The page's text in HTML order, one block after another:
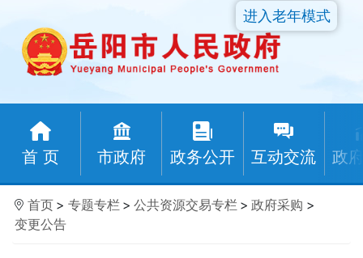
首 页 市政府 政务公开 互动交流 政
进入老年模式
首页 > 专题专栏 > 公共资源交易专栏 > 政府采购 >
变更公告